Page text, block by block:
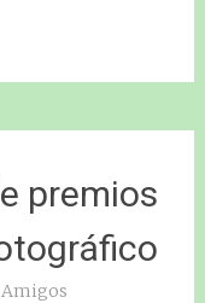
premios